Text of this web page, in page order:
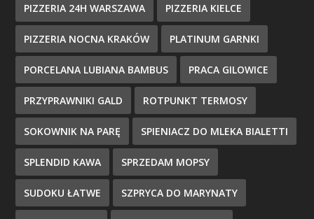
PIZZERIA 24H WARSZAWA PIZZERIA KIELCE
PIZZERIA NOCNA KRAKÓW PLATINUM GARNKI
PORCELANA LUBIANA BAMBUS PRACA GILOWICE
PRZYPRAWNIKI GALD ROTPUNKT TERMOSY
SOKOWNIK NA PARĘ SPIENIACZ DO MLEKA BIALETTI
SPLENDID KAWA SPRZEDAM MOPSY
SUDOKU ŁATWE SZPRYCA DO MARYNATY